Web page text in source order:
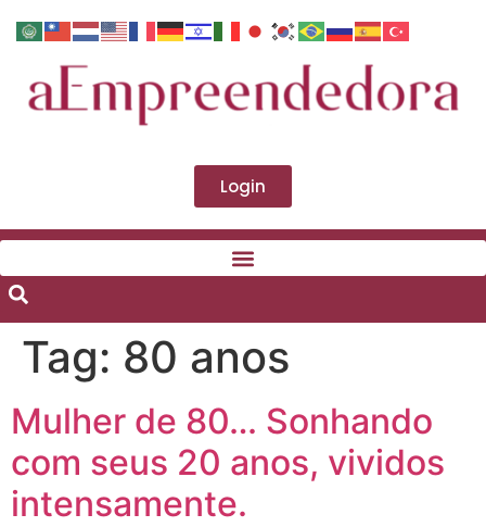
Login
Tag: 80 anos
Mulher de 80… Sonhando
com seus 20 anos, vividos
intensamente.